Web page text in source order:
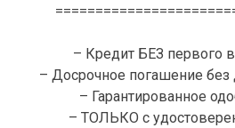
– Кредит БЕЗ первого
– Досрочное погашение без
– Гарантированное
– ТОЛЬКО с